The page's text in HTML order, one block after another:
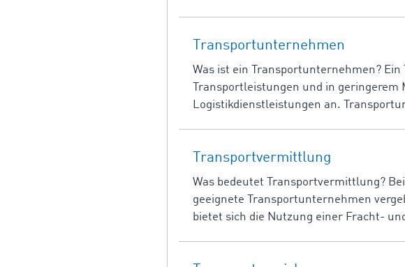
Transportunternehmen
Was ist ein Transportunternehmen?
Transportleistungen und in
Logistikdienstleistungen an.
Transportvermittlung
Was bedeutet Transportvermittlung?
geeignete Transportunternehmen
bietet sich die Nutzung einer Fracht-